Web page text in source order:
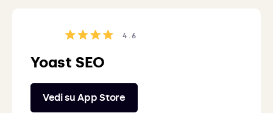
4.6
Yoast SEO
Vedi su App Store